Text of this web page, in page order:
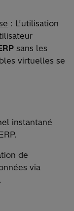
: L’utilisation
sans les
virtuelles se
instantané
de
via